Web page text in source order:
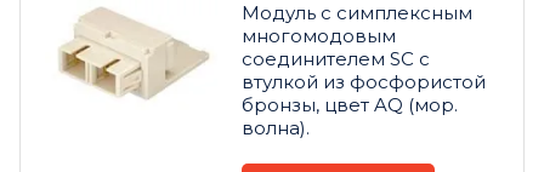
Модуль с симплексным
многомодовым
соединителем SC с
втулкой из фосфористой
бронзы, цвет AQ (мор.
волна).